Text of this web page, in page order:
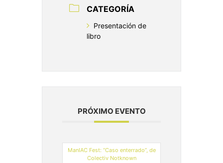
CATEGORÍA
Presentación de
libro
PRÓXIMO EVENTO
ManIAC Fest: “Caso enterrado”, de
Colectiv Notknown